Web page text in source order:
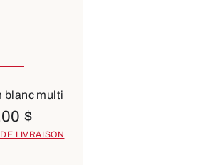
blanc multi
$
LIVRAISON